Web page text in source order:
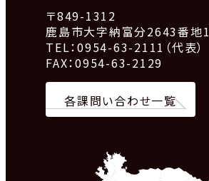
〒849-1312
鹿島市大字納富分2643番地1
TEL：0954-63-2111（代表）
FAX：0954-63-2129
各課問い合わせ一覧